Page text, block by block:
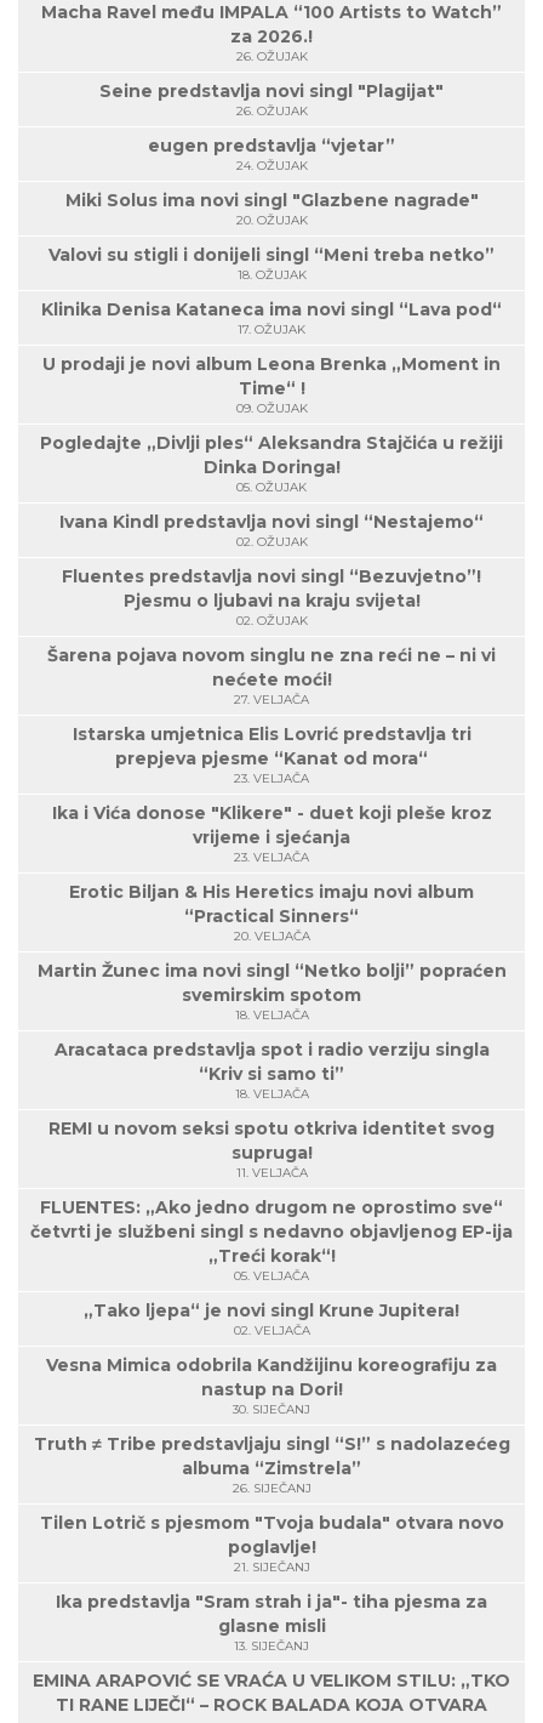
Macha Ravel među IMPALA “100 Artists to Watch”
za 2026.!
26. OŽUJAK
Seine predstavlja novi singl "Plagijat"
26. OŽUJAK
eugen predstavlja “vjetar”
24. OŽUJAK
Miki Solus ima novi singl "Glazbene nagrade"
20. OŽUJAK
Valovi su stigli i donijeli singl “Meni treba netko”
18. OŽUJAK
Klinika Denisa Kataneca ima novi singl “Lava pod“
17. OŽUJAK
U prodaji je novi album Leona Brenka „Moment in
Time“ !
09. OŽUJAK
Pogledajte „Divlji ples“ Aleksandra Stajčića u režiji
Dinka Doringa!
05. OŽUJAK
Ivana Kindl predstavlja novi singl “Nestajemo“
02. OŽUJAK
Fluentes predstavlja novi singl “Bezuvjetno”!
Pjesmu o ljubavi na kraju svijeta!
02. OŽUJAK
Šarena pojava novom singlu ne zna reći ne – ni vi
nećete moći!
27. VELJAČA
Istarska umjetnica Elis Lovrić predstavlja tri
prepjeva pjesme “Kanat od mora“
23. VELJAČA
Ika i Vića donose "Klikere" - duet koji pleše kroz
vrijeme i sjećanja
23. VELJAČA
Erotic Biljan & His Heretics imaju novi album
“Practical Sinners“
20. VELJAČA
Martin Žunec ima novi singl “Netko bolji” popraćen
svemirskim spotom
18. VELJAČA
Aracataca predstavlja spot i radio verziju singla
“Kriv si samo ti”
18. VELJAČA
REMI u novom seksi spotu otkriva identitet svog
supruga!
11. VELJAČA
FLUENTES: „Ako jedno drugom ne oprostimo sve“
četvrti je službeni singl s nedavno objavljenog EP-ija
„Treći korak“!
05. VELJAČA
„Tako ljepa“ je novi singl Krune Jupitera!
02. VELJAČA
Vesna Mimica odobrila Kandžijinu koreografiju za
nastup na Dori!
30. SIJEČANJ
Truth ≠ Tribe predstavljaju singl “S!” s nadolazećeg
albuma “Zimstrela”
26. SIJEČANJ
Tilen Lotrič s pjesmom "Tvoja budala" otvara novo
poglavlje!
21. SIJEČANJ
Ika predstavlja "Sram strah i ja"- tiha pjesma za
glasne misli
13. SIJEČANJ
EMINA ARAPOVIĆ SE VRAĆA U VELIKOM STILU: „TKO
TI RANE LIJEČI“ – ROCK BALADA KOJA OTVARA